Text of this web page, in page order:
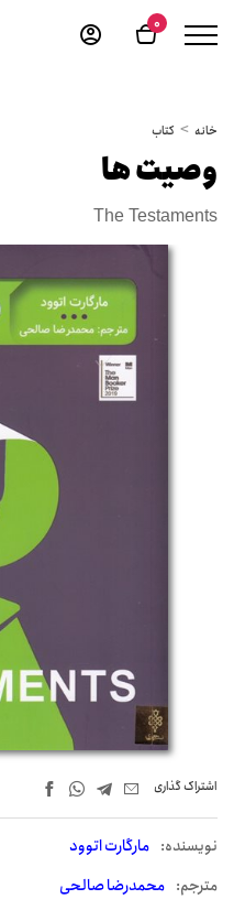
0
خانه کتاب
وصیت ها
The Testaments
اشتراک‌ گذاری
نويسنده: مارگارت اتوود
مترجم: محمدرضا صالحی